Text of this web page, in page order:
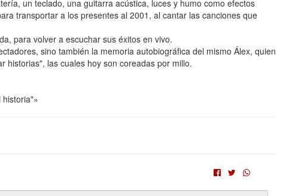
un teclado, una guitarra acústica, luces y humo como efectos
transportar a los presentes al 2001, al cantar las canciones que
para volver a escuchar sus éxitos en vivo.
sino también la memoria autobiográfica del mismo Álex, quien
historias", las cuales hoy son coreadas por millo.